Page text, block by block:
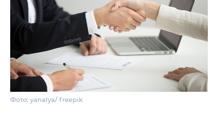
Фото: yanalya/ freepik